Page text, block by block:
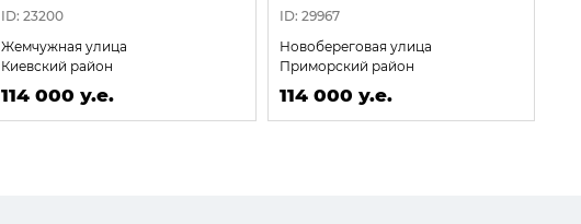
ID: 23200
Жемчужная улица
Киевский район
114 000 у.е.
ID: 29967
Новобереговая улица
Приморский район
114 000 у.е.